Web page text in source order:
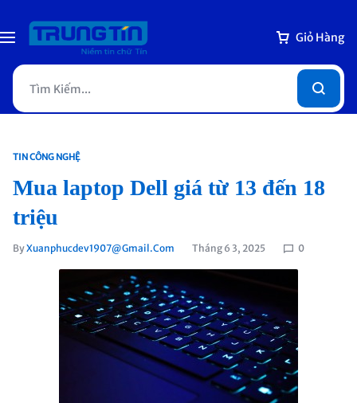
Giỏ Hàng
TIN CÔNG NGHỆ
Mua laptop Dell giá từ 13 đến 18
triệu
ByXuanphucdev1907@gmail.com Tháng 6 3, 2025 0